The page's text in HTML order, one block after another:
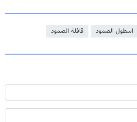
اسطول الصمود قافلة الصمود